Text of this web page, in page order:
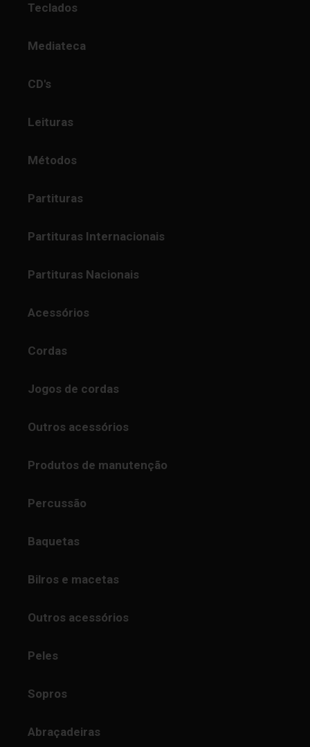
Teclados
Mediateca
CD's
Leituras
Métodos
Partituras
Partituras Internacionais
Partituras Nacionais
Acessórios
Cordas
Jogos de cordas
Outros acessórios
Produtos de manutenção
Percussão
Baquetas
Bilros e macetas
Outros acessórios
Peles
Sopros
Abraçadeiras